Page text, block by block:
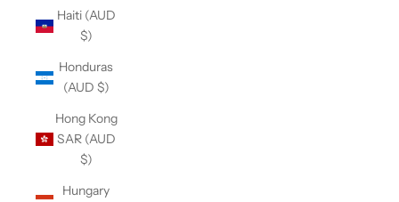
Haiti (AUD
$)
Honduras
(AUD $)
Hong Kong
SAR (AUD
$)
Hungary